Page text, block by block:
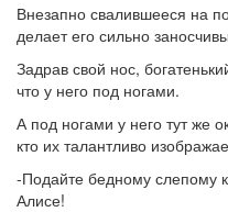
Внезапно свалившееся на
делает его сильно
Задрав свой нос,
что у него под ногами.
А под ногами у него тут же
кто их талантливо
-Подайте бедному слепому
Алисе!